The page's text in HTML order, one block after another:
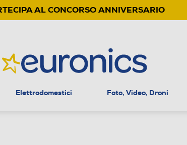
AL CONCORSO ANNIVERSARIO
Elettrodomestici Foto, Video, Droni